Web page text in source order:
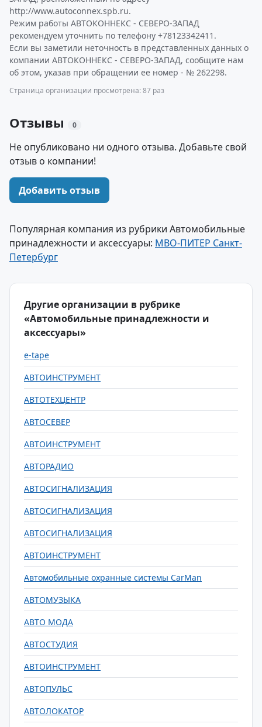
http://www.autoconnex.spb.ru.
Режим работы АВТОКОННЕКС - СЕВЕРО-ЗАПАД
рекомендуем уточнить по телефону +78123342411.
Если вы заметили неточность в представленных данных о
компании АВТОКОННЕКС - СЕВЕРО-ЗАПАД, сообщите нам
об этом, указав при обращении ее номер - № 262298.
Страница организации просмотрена: 87 раз
Отзывы 0
Не опубликовано ни одного отзыва. Добавьте свой
отзыв о компании!
Добавить отзыв
Популярная компания из рубрики Автомобильные
принадлежности и аксессуары: МВО-ПИТЕР Санкт-
Петербург
Другие организации в рубрике
«Автомобильные принадлежности и
аксессуары»
e-tape
АВТОИНСТРУМЕНТ
АВТОТЕХЦЕНТР
АВТОСЕВЕР
АВТОИНСТРУМЕНТ
АВТОРАДИО
АВТОСИГНАЛИЗАЦИЯ
АВТОСИГНАЛИЗАЦИЯ
АВТОСИГНАЛИЗАЦИЯ
АВТОИНСТРУМЕНТ
Автомобильные охранные системы CarMan
АВТОМУЗЫКА
АВТО МОДА
АВТОСТУДИЯ
АВТОИНСТРУМЕНТ
АВТОПУЛЬС
АВТОЛОКАТОР